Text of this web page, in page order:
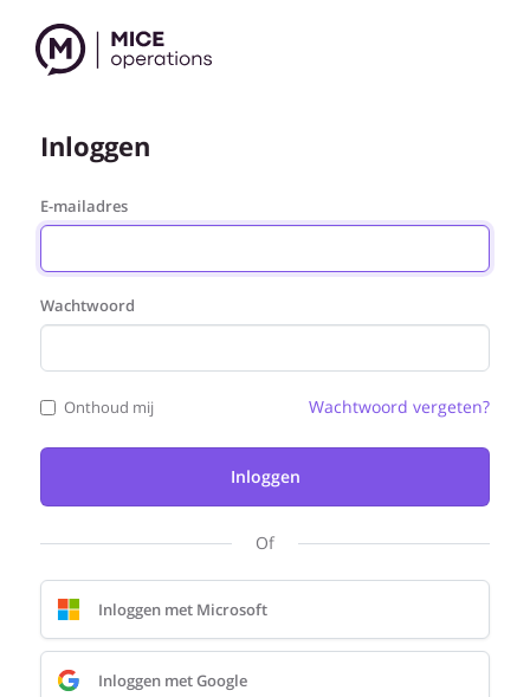
Inloggen
E-mailadres
Wachtwoord
Onthoud mij Wachtwoord vergeten?
Inloggen
Of
Inloggen met Microsoft
Inloggen met Google